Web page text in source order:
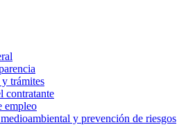
trámites
contratante
empleo
y prevención de riesgos